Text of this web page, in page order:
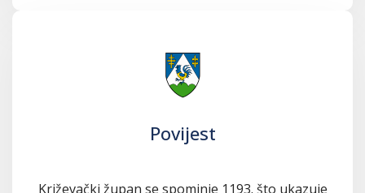
Povijest
Križevački župan se spominje 1193. što ukazuje